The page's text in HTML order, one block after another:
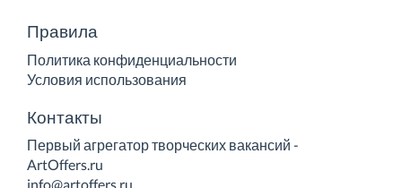
Правила
Политика конфиденциальности
Условия использования
Контакты
Первый агрегатор творческих вакансий -
ArtOffers.ru
info@artoffers.ru